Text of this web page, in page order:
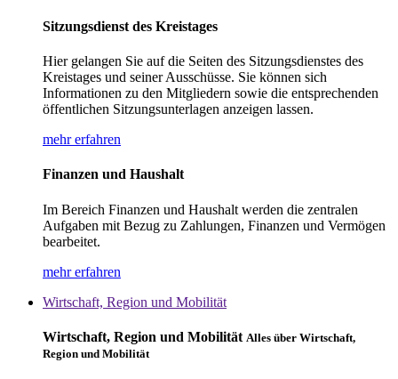
Sitzungsdienst des Kreistages
Hier gelangen Sie auf die Seiten des Sitzungsdienstes des
Kreistages und seiner Ausschüsse. Sie können sich
Informationen zu den Mitgliedern sowie die entsprechenden
öffentlichen Sitzungsunterlagen anzeigen lassen.
mehr erfahren
Finanzen und Haushalt
Im Bereich Finanzen und Haushalt werden die zentralen
Aufgaben mit Bezug zu Zahlungen, Finanzen und Vermögen
bearbeitet.
mehr erfahren
Wirtschaft, Region und Mobilität
Wirtschaft, Region und Mobilität Alles über Wirtschaft,
Region und Mobilität